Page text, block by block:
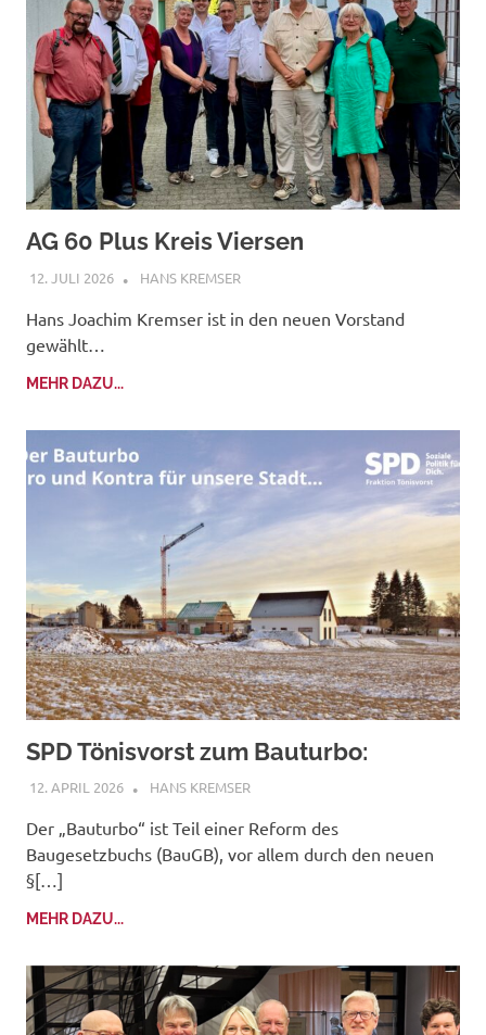
AG 60 Plus Kreis Viersen
12. JULI 2026 HANS KREMSER
Hans Joachim Kremser ist in den neuen Vorstand
gewählt…
MEHR DAZU...
SPD Tönisvorst zum Bauturbo:
12. APRIL 2026 HANS KREMSER
Der „Bauturbo“ ist Teil einer Reform des
Baugesetzbuchs (BauGB), vor allem durch den neuen
§[…]
MEHR DAZU...